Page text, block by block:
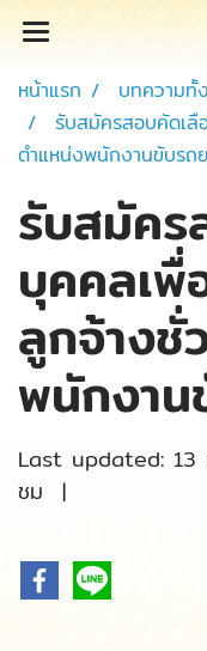
หน้าแรก บทความทั้
รับสมัครสอบคัดเลื
ตำแหน่งพนักงานขับรถ
รับสมัคร
บุคคลเพื่
ลูกจ้างชั่
พนักงา
Last updated: 13
ชม |